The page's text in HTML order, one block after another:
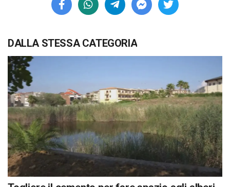
DALLA STESSA CATEGORIA